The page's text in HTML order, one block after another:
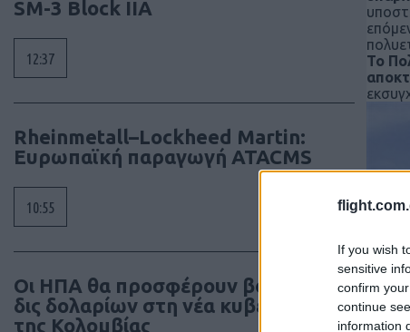
If you wish
sensitive
confirm
continue
information
SM-3 Block IIA
12:37
Rheinmetall–Lockheed Martin:
Ευρωπαϊκή παραγωγή ATACMS
10:55
Οι ΗΠΑ θα προσφέρουν βοήθεια 1
δις δολαρίων στη νέα κυβέρνηση
της Κολομβίας
Το